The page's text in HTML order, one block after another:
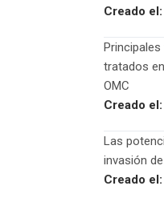
Creado el:
tratados
OMC
Creado el:
Las
invasión
Creado el: